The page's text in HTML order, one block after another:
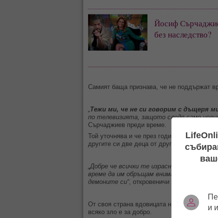
Йосиф
без наследство?
Самият баща признава, че не поддържат
„Тежи ми, че не си говорим с дъщеря
по телевизията, защото следя само
Сърчаджиев преди време.
Той уточнява и че през годините не се
другите си две деца от другата си жена
„Добре че всички те израснаха добри
време да им обръщам внимание. Но
демоните си“, откровеничи Йоско.
От своя страна вдовицата на Иван Ласкин
всяко зло е за добро.
и